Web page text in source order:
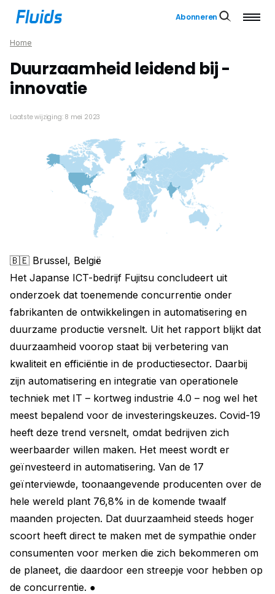
Abonneren
Home
Duurzaamheid leidend bij ­
innovatie
Laatste wijziging: 8 mei 2023
🇧🇪 Brussel, België
Het Japanse ICT-bedrijf Fujitsu concludeert uit
onderzoek dat toenemende concurrentie onder
fabrikanten de ontwikkelingen in automatisering en
duurzame productie versnelt. Uit het rapport blijkt dat
duurzaamheid voorop staat bij verbetering van
kwaliteit en efficiëntie in de productiesector. Daarbij
zijn automatisering en integratie van operationele
techniek met IT – kortweg industrie 4.0 – nog wel het
meest bepalend voor de investeringskeuzes. Covid-19
heeft deze trend versnelt, omdat bedrijven zich
weerbaarder willen maken. Het meest wordt er
geïnvesteerd in automatisering. Van de 17
geïnterviewde, toonaangevende producenten over de
hele wereld plant 76,8% in de komende twaalf
maanden projecten. Dat duurzaamheid steeds hoger
scoort heeft direct te maken met de sympathie onder
consumenten voor merken die zich bekommeren om
de planeet, die daardoor een streepje voor hebben op
de concurrentie. ●